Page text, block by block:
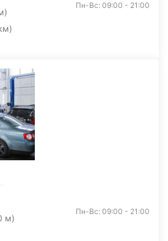
Пн-Вс: 09:00 - 21:00
м)
Пн-Вс: 09:00 - 21:00